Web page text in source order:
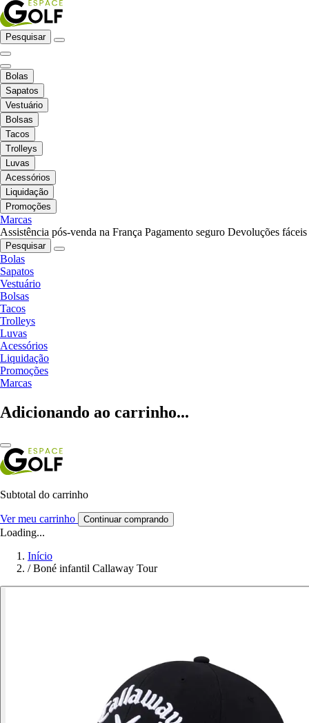
Pesquisar
Bolas
Sapatos
Vestuário
Bolsas
Tacos
Trolleys
Luvas
Acessórios
Liquidação
Promoções
Marcas
Assistência pós-venda na França Pagamento seguro Devoluções fáceis
Pesquisar
Bolas
Sapatos
Vestuário
Bolsas
Tacos
Trolleys
Luvas
Acessórios
Liquidação
Promoções
Marcas
Adicionando ao carrinho...
Subtotal do carrinho
Ver meu carrinho Continuar comprando
Loading...
Início
/ Boné infantil Callaway Tour